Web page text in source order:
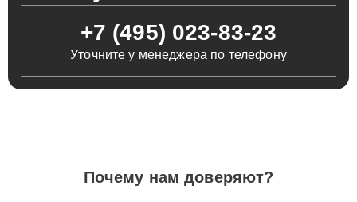
+7 (495) 023-83-23
Уточните у менеджера по телефону
Почему нам доверяют?